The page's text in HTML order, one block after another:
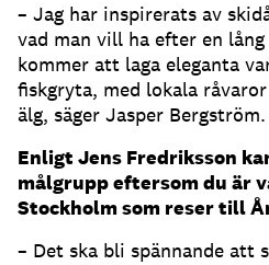
– Jag har inspirerats av
vad man vill ha efter en
kommer att laga eleganta
fiskgryta, med lokala
älg, säger Jasper Bergström.
Enligt Jens Fredriksson
målgrupp eftersom du är
Stockholm som reser till
– Det ska bli spännande att